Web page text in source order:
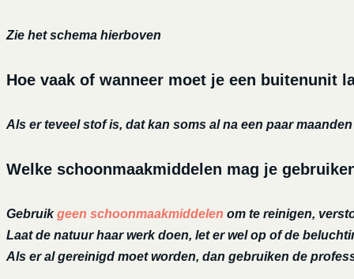
Zie het schema hierboven
Hoe vaak of wanneer moet je een buitenunit
Als er teveel stof is, dat kan soms al na een paar
Welke schoonmaakmiddelen mag je
Gebruikgeen schoonmaakmiddelen om te reinigen,
Laat de natuur haar werk doen, let er wel op of de
Als er al gereinigd moet worden, dan gebruiken de